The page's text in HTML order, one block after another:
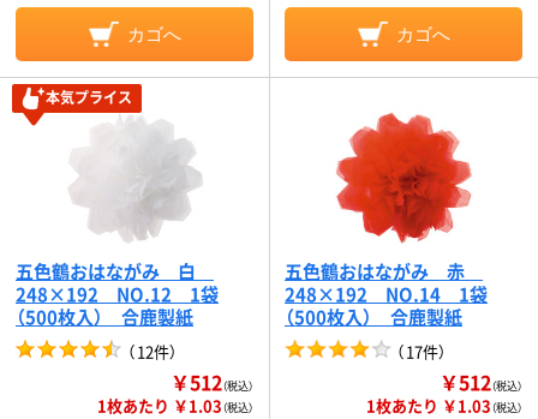
カゴへ カゴへ
本気プライス
五色鶴おはながみ 白
248×192 NO.12 1袋
（500枚入） 合鹿製紙
（12件）
￥512（税込）
1枚あたり ￥1.03（税込）
五色鶴おはながみ 赤
248×192 NO.14 1袋
（500枚入） 合鹿製紙
（17件）
￥512（税込）
1枚あたり ￥1.03（税込）